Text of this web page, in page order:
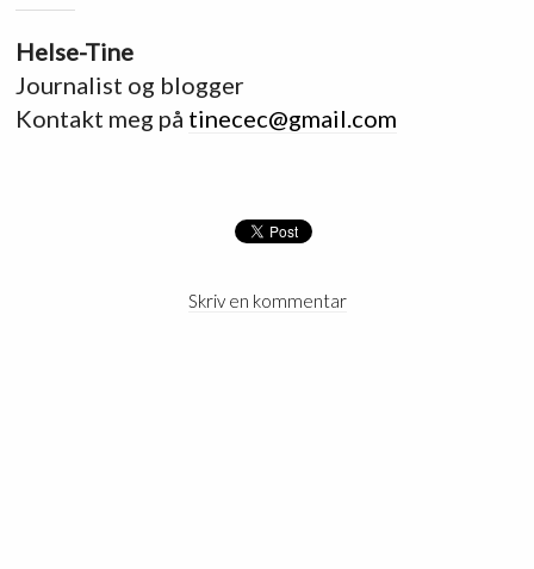
Helse-Tine
Journalist og blogger
Kontakt meg på tinecec@gmail.com
Skriv en kommentar